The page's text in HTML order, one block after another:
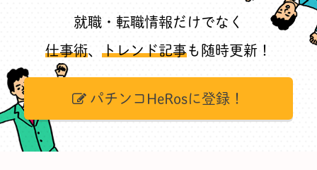
就職・転職情報だけでなく
仕事術、 トレンド記事も随時更新！
パチンコHeRosに登録！